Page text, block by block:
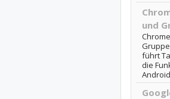
und
führt
die